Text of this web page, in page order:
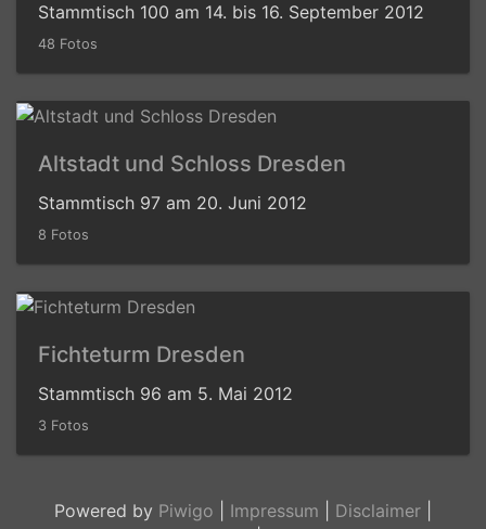
Stammtisch 100 am 14. bis 16. September 2012
48 Fotos
Altstadt und Schloss Dresden
Stammtisch 97 am 20. Juni 2012
8 Fotos
Fichteturm Dresden
Stammtisch 96 am 5. Mai 2012
3 Fotos
Powered by Piwigo Impressum Disclaimer